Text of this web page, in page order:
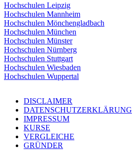
Hochschulen Leipzig
Hochschulen Mannheim
Hochschulen Mönchengladbach
Hochschulen München
Hochschulen Münster
Hochschulen Nürnberg
Hochschulen Stuttgart
Hochschulen Wiesbaden
Hochschulen Wuppertal
DISCLAIMER
DATENSCHUTZERKLÄRUNG
IMPRESSUM
KURSE
VERGLEICHE
GRÜNDER